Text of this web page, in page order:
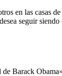
en las casas
seguir
Barack